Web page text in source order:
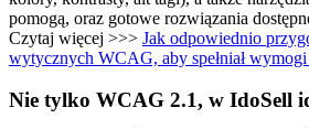
pomogą, oraz gotowe rozwiązania
Czytaj więcej >>> Jak odpowiednio
wytycznych WCAG, aby spełniał
Nie tylko WCAG 2.1, w IdoSell